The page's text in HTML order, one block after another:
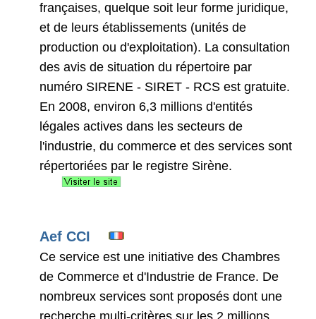
françaises, quelque soit leur forme juridique,
et de leurs établissements (unités de
production ou d'exploitation). La consultation
des avis de situation du répertoire par
numéro SIRENE - SIRET - RCS est gratuite.
En 2008, environ 6,3 millions d'entités
légales actives dans les secteurs de
l'industrie, du commerce et des services sont
répertoriées par le registre Sirène.
Aef CCI
Ce service est une initiative des Chambres
de Commerce et d'Industrie de France. De
nombreux services sont proposés dont une